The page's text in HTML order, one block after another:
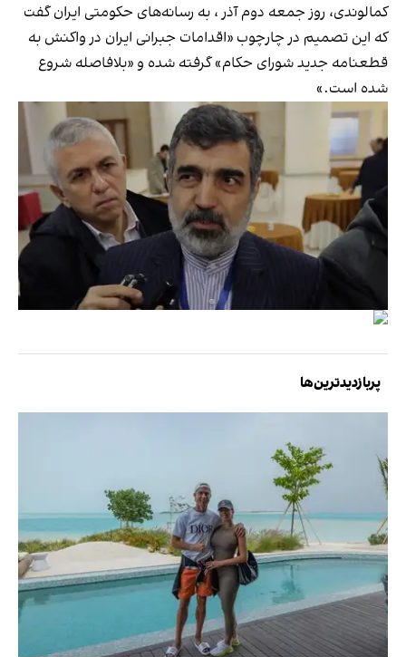
کمالوندی، روز جمعه دوم آذر ، به رسانه‌های حکومتی ایران گفت
که این تصمیم در چارچوب «اقدامات جبرانی ایران در واکنش به
قطعنامه جدید شورای حکام» گرفته شده و «بلافاصله شروع
شده است.»
پربازدیدترین‌ها